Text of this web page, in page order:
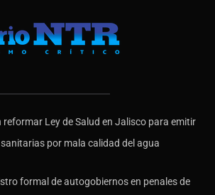
reformar Ley de Salud en Jalisco para emitir
por mala calidad del agua
formal de autogobiernos en penales de